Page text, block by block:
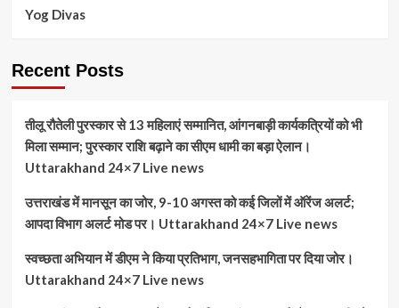
Yog Divas
Recent Posts
तीलू रौतेली पुरस्कार से 13 महिलाएं सम्मानित, आंगनबाड़ी कार्यकत्रियों को भी
मिला सम्मान; पुरस्कार राशि बढ़ाने का सीएम धामी का बड़ा ऐलान।
Uttarakhand 24×7 Live news
उत्तराखंड में मानसून का जोर, 9-10 अगस्त को कई जिलों में ऑरेंज अलर्ट;
आपदा विभाग अलर्ट मोड पर। Uttarakhand 24×7 Live news
स्वच्छता अभियान में डीएम ने किया प्रतिभाग, जनसहभागिता पर दिया जोर।
Uttarakhand 24×7 Live news